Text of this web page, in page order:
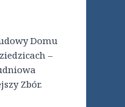
Domu
–
Zbór.